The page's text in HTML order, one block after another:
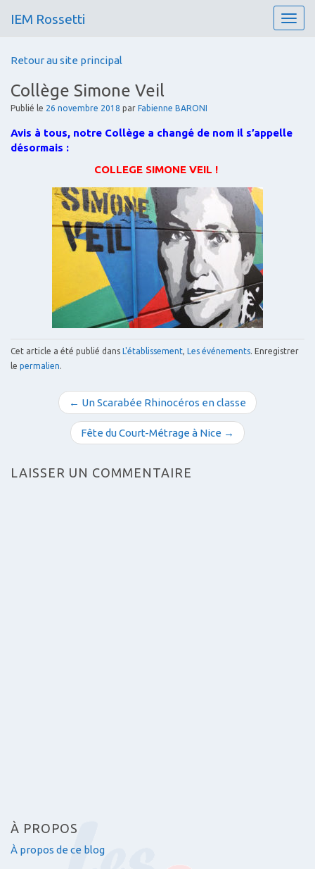
T
o
v
IEM Rossetti
Retour au site principal
Collège Simone Veil
Publié le 26 novembre 2018 par Fabienne BARONI
Avis à tous, notre Collège a changé de nom il s’appelle
désormais :
COLLEGE SIMONE VEIL !
Cet article a été publié dans L'établissement, Les événements. Enregistrer
le permalien.
g
← Un Scarabée Rhinocéros en classe
Fête du Court-Métrage à Nice →
LAISSER UN COMMENTAIRE
À PROPOS
À propos de ce blog